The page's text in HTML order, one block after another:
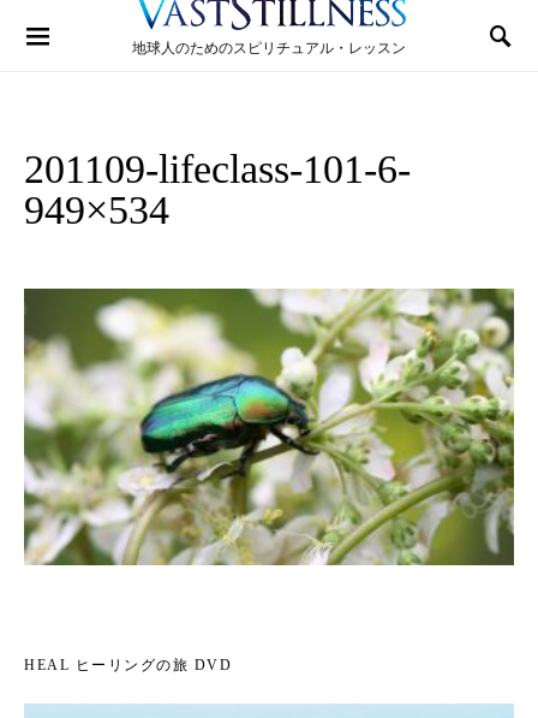
地球人のためのスピリチュアル・レッスン
Search for:
201109-lifeclass-101-6-
949×534
HEAL ヒーリングの旅 DVD